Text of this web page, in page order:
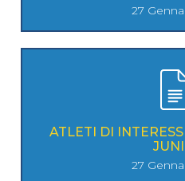
27
ATLETI DI
27